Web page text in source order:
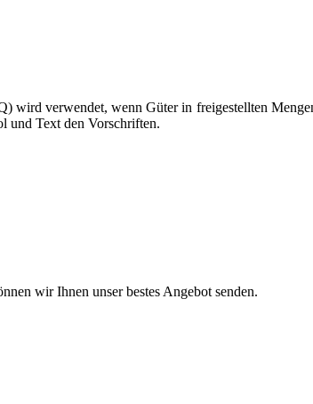
verwendet, wenn Güter in freigestellten
und Text den Vorschriften.
wir Ihnen unser bestes Angebot senden.